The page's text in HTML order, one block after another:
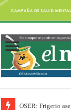
OSER: Frigerio
Por primera vez